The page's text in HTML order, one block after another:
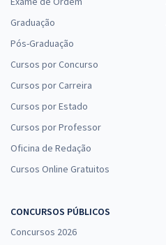
Graduação
Pós-Graduação
Cursos por Concurso
Cursos por Carreira
Cursos por Estado
Cursos por Professor
Oficina de Redação
Cursos Online Gratuitos
CONCURSOS PÚBLICOS
Concursos 2026